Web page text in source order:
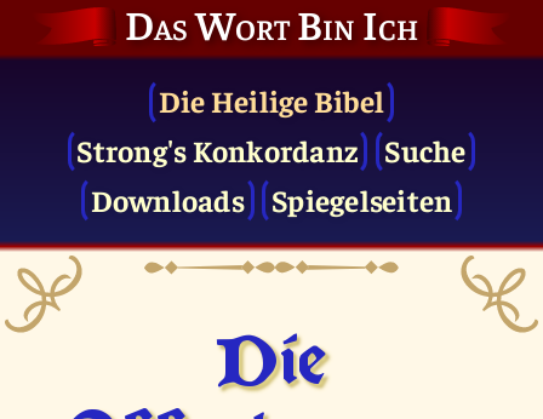
Das Wort Bin Ich
Die Heilige Bibel
Strong's Konkordanz
Suche
Downloads
Spiegelseiten
Die